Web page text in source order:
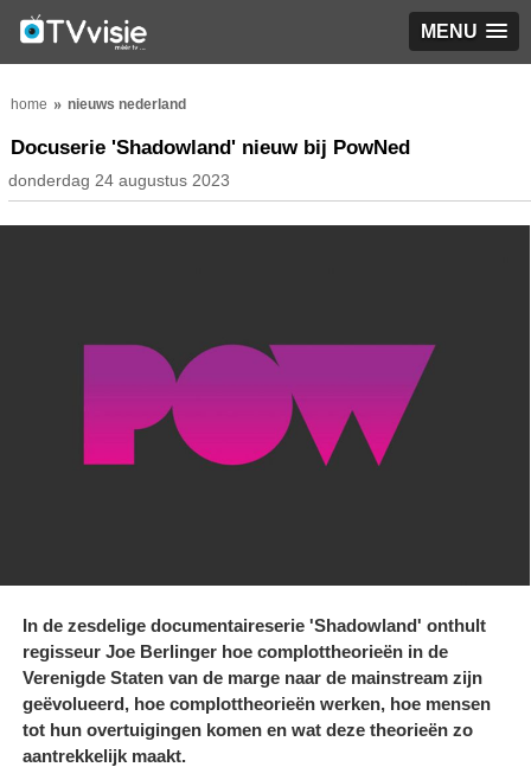
MENU
home nieuws nederland
Docuserie 'Shadowland' nieuw bij PowNed
donderdag 24 augustus 2023
In de zesdelige documentaireserie 'Shadowland' onthult
regisseur Joe Berlinger hoe complottheorieën in de
Verenigde Staten van de marge naar de mainstream zijn
geëvolueerd, hoe complottheorieën werken, hoe mensen
tot hun overtuigingen komen en wat deze theorieën zo
aantrekkelijk maakt.